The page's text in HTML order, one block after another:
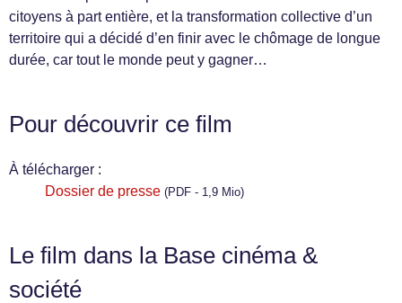
citoyens à part entière, et la transformation collective d’un
territoire qui a décidé d’en finir avec le chômage de longue
durée, car tout le monde peut y gagner…
Pour découvrir ce film
À télécharger :
Dossier de presse (PDF - 1,9 Mio)
Le film dans la Base cinéma &
société